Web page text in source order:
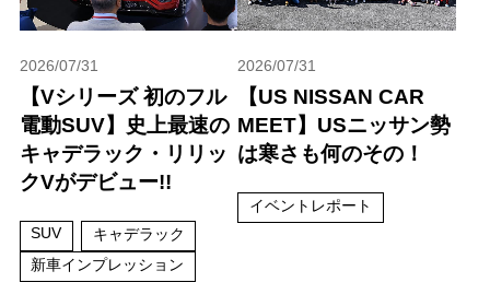
2026/07/31
【Vシリーズ 初のフル
電動SUV】史上最速の
キャデラック・リリッ
クVがデビュー!!
SUV
キャデラック
新車インプレッション
2026/07/31
【US NISSAN CAR
MEET】USニッサン勢
は寒さも何のその！
イベントレポート